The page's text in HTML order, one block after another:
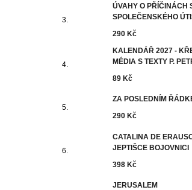
ÚVAHY O PŘÍČINÁCH
SPOLEČENSKÉHO
290 Kč
KALENDÁŘ 2027 -
MÉDIA S TEXTY P.
89 Kč
ZA POSLEDNÍM
290 Kč
CATALINA DE
JEPTIŠCE BOJOVNICI
398 Kč
JERUSALEM